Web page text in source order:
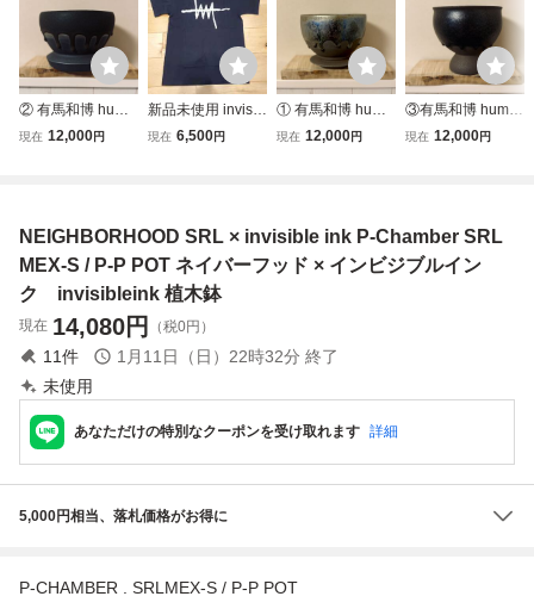
② 有馬和博 huma
nity cell 検) invisib
作家鉢 植木鉢
現在 12,000円
新品未使用 invisib
leink Invisible ink t
現在 6,500円
① 有馬和博 huma
nity cell 検) invisib
作家鉢 植木鉢
現在 12,000円
③有馬和博 huma
nity cell 検) invisib
作家鉢 植木鉢
現在 12,000円
NEIGHBORHOOD SRL × invisible ink P-Chamber SRL
MEX-S / P-P POT ネイバーフッド × インビジブルイン
ク invisibleink 植木鉢
現在 14,080円 （税0円）
11件 1月11日（日）22時32分 終了
未使用
あなただけの特別なクーポンを受け取れます 詳細
5,000円相当、落札価格がお得に
P-CHAMBER . SRLMEX-S / P-P POT